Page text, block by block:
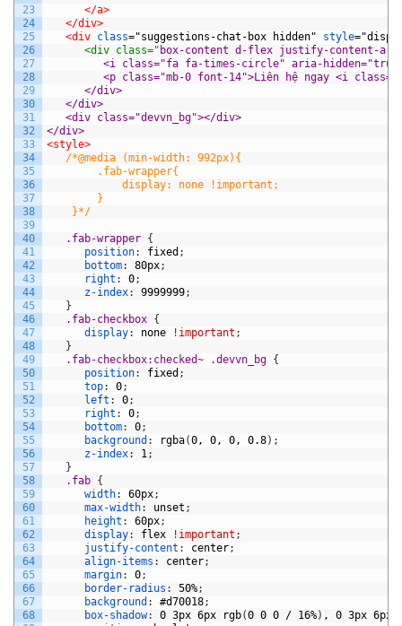
23
24
25
26
27
28
29
30
31
32
33
34
35
36
37
38
39
40
41
42
43
44
45
46
47
48
49
50
51
52
53
54
55
56
57
58
59
60
61
62
63
64
65
66
67
68
</a>
</div>
<div class="suggestions-chat-box hidden" style
<div class=" box-content d-flex justify-content-
<i class="fa fa-times-circle" aria-hidden="true"
<p class="mb-0 font-14">Liên hệ ngay <i
</div>
</div>
<div class="devvn_bg"></div>
</div>
<style>
/*@media (min-width: 992px){
.fab-wrapper{
display: none !important;
}
}*/
.fab-wrapper {
position: fixed ;
bottom: 80px;
right : 0;
z-index: 9999999;
}
.fab-checkbox {
display: none !important ;
}
.fab-checkbox:checked~ .devvn_bg {
position: fixed ;
top: 0;
left : 0;
right : 0;
bottom: 0;
background : rgba(0, 0, 0, 0.8) ;
z-index: 1;
}
.fab {
width: 60px;
max-width: unset ;
height : 60px;
display: flex !important ;
justify-content : center;
align-items : center;
margin: 0;
border-radius : 50%;
background : #d70018;
box-shadow: 0 3px 6px rgb(0 0 0 / 16%) , 0 3px 6px